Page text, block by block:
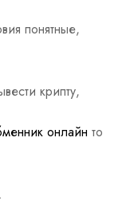
понятные,
крипту,
онлайн то